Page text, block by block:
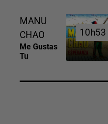
MANU
CHAO
Me Gustas
Tu
10h53
10h53